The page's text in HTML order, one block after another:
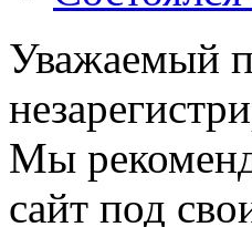
Уважаемый
Мы
сайт под